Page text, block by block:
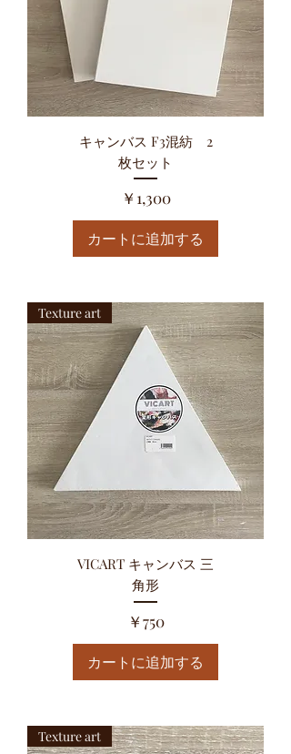
キャンバス F3混紡 2
枚セット
価格
￥1,300
カートに追加する
Texture art
VICART キャンバス 三
角形
価格
￥750
カートに追加する
Texture art